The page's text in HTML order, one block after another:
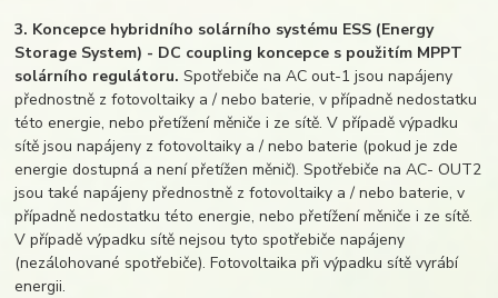
3. Koncepce hybridního solárního systému ESS (Energy
Storage System) - DC coupling koncepce s použitím MPPT
solárního regulátoru. Spotřebiče na AC out-1 jsou napájeny
přednostně z fotovoltaiky a / nebo baterie, v případně nedostatku
této energie, nebo přetížení měniče i ze sítě. V případě výpadku
sítě jsou napájeny z fotovoltaiky a / nebo baterie (pokud je zde
energie dostupná a není přetížen měnič). Spotřebiče na AC- OUT2
jsou také napájeny přednostně z fotovoltaiky a / nebo baterie, v
případně nedostatku této energie, nebo přetížení měniče i ze sítě.
V případě výpadku sítě nejsou tyto spotřebiče napájeny
(nezálohované spotřebiče). Fotovoltaika při výpadku sítě vyrábí
energii.